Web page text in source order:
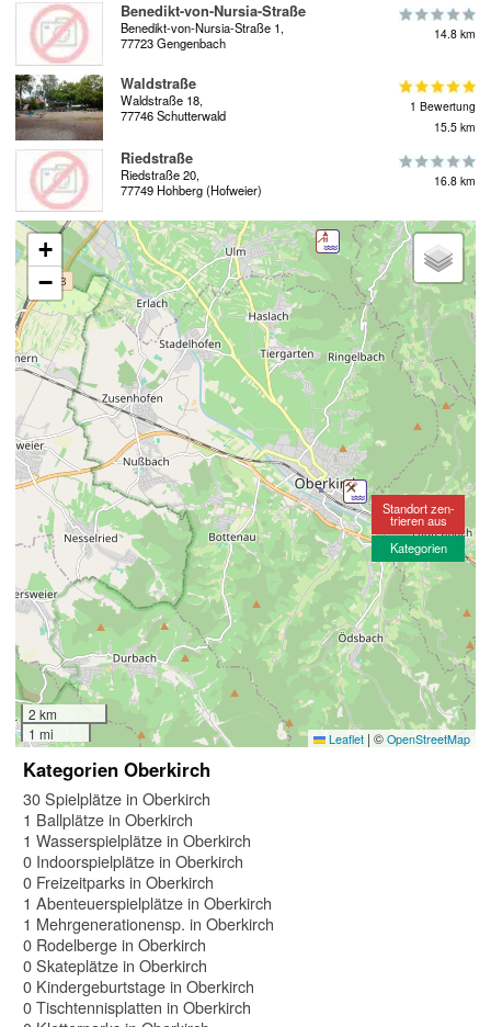
Benedikt-von-Nursia-Straße
Benedikt-von-Nursia-Straße 1,
77723 Gengenbach
14.8 km
Waldstraße
Waldstraße 18,
77746 Schutterwald
1 Bewertung
15.5 km
Riedstraße
Riedstraße 20,
77749 Hohberg (Hofweier)
16.8 km
+
−
2 km
1 mi
Leaflet | © OpenStreetMap
Standort zen-
trieren aus
Kategorien
Kategorien Oberkirch
30 Spielplätze in Oberkirch
1 Ballplätze in Oberkirch
1 Wasserspielplätze in Oberkirch
0 Indoorspielplätze in Oberkirch
0 Freizeitparks in Oberkirch
1 Abenteuerspielplätze in Oberkirch
1 Mehrgenerationensp. in Oberkirch
0 Rodelberge in Oberkirch
0 Skateplätze in Oberkirch
0 Kindergeburtstage in Oberkirch
0 Tischtennisplatten in Oberkirch